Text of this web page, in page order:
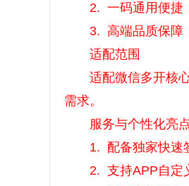
2. 一码通用便捷：
3. 高端品质保障：
适配范围
适配微信多开核心
需求。
服务与个性化亮
1. 配备独家快速签
2. 支持APP自定义